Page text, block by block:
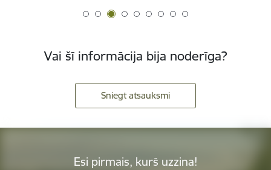
Vai šī informācija bija noderīga?
Sniegt atsauksmi
Esi pirmais, kurš uzzina!